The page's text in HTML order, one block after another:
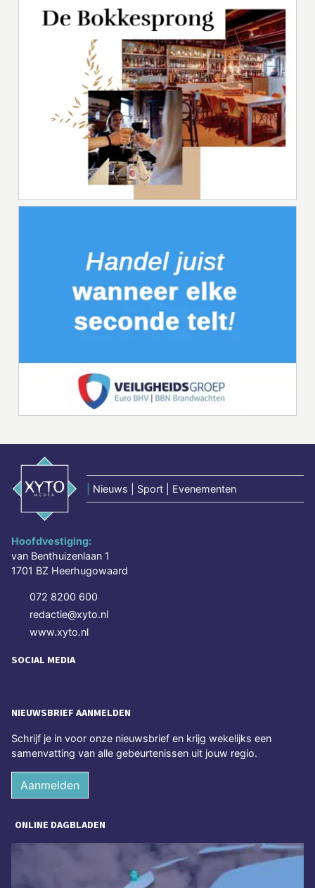
Nieuws | Sport | Evenementen
Hoofdvestiging:
van Benthuizenlaan 1
1701 BZ Heerhugowaard
072 8200 600
redactie@xyto.nl
www.xyto.nl
SOCIAL MEDIA
NIEUWSBRIEF AANMELDEN
Schrijf je in voor onze nieuwsbrief en krijg wekelijks een
samenvatting van alle gebeurtenissen uit jouw regio.
Aanmelden
ONLINE DAGBLADEN